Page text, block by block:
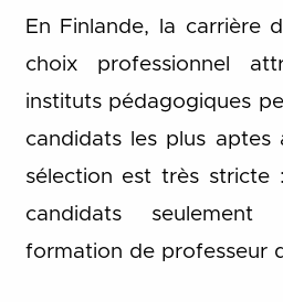
En Finlande, la carrière
choix professionnel
instituts pédagogiques
candidats les plus aptes
sélection est très stricte
candidats
formation de professeur